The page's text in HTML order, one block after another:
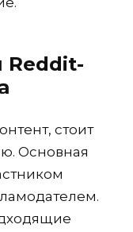
Reddit-
стоит
Основная